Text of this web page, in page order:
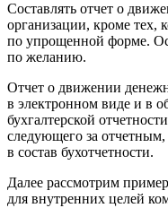
Составлять отчет о
организации, кроме тех,
по упрощенной форме.
по желанию.
Отчет о движении
в электронном виде и в
бухгалтерской
следующего за отчетным,
в состав бухотчетности.
Далее рассмотрим
для внутренних целей